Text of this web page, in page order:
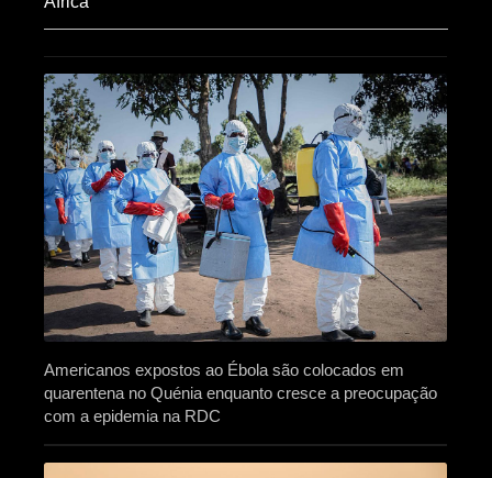
Americanos expostos ao Ébola são colocados em
quarentena no Quénia enquanto cresce a preocupação
com a epidemia na RDC